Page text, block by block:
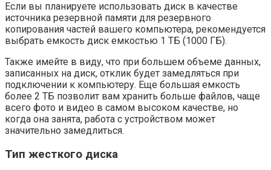
Если вы планируете использовать диск в качестве
источника резервной памяти для резервного
копирования частей вашего компьютера, рекомендуется
выбрать емкость диск емкостью 1 ТБ (1000 ГБ).
Также имейте в виду, что при большем объеме данных,
записанных на диск, отклик будет замедляться при
подключении к компьютеру. Еще большая емкость
более 2 ТБ позволит вам хранить больше файлов, чаще
всего фото и видео в самом высоком качестве, но
когда она занята, работа с устройством может
значительно замедлиться.
Тип жесткого диска